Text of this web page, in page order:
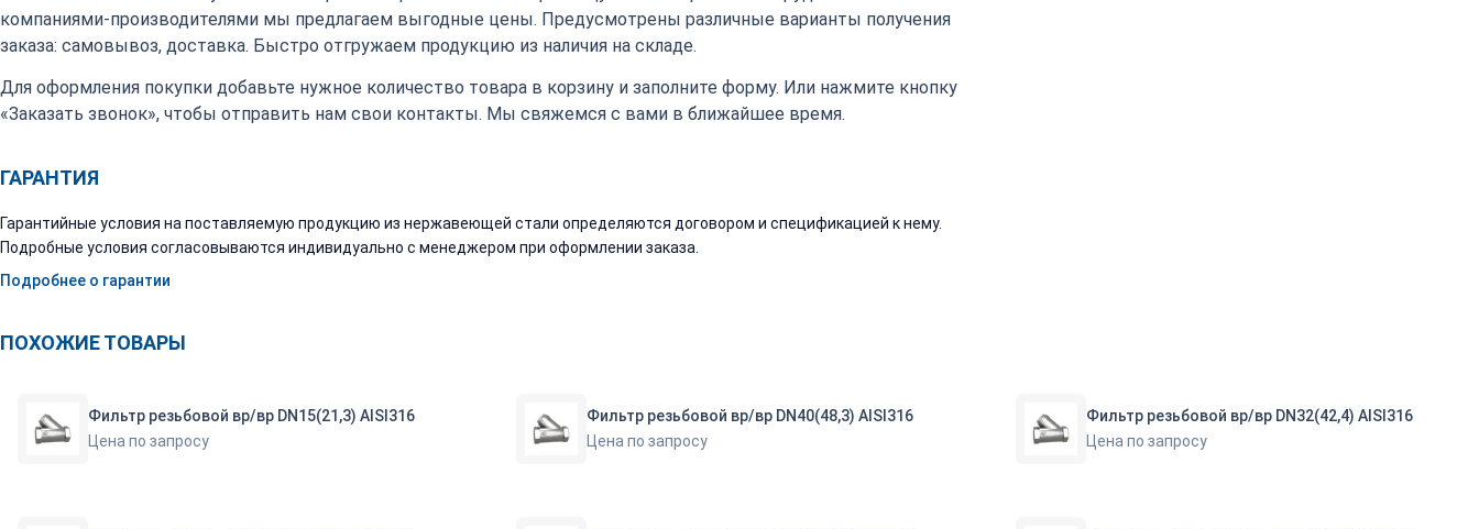
компаниями-производителями мы предлагаем выгодные цены. Предусмотрены различные варианты получения
заказа: самовывоз, доставка. Быстро отгружаем продукцию из наличия на складе.
Для оформления покупки добавьте нужное количество товара в корзину и заполните форму. Или нажмите кнопку
«Заказать звонок», чтобы отправить нам свои контакты. Мы свяжемся с вами в ближайшее время.
ГАРАНТИЯ
Гарантийные условия на поставляемую продукцию из нержавеющей стали определяются договором и спецификацией к нему.
Подробные условия согласовываются индивидуально с менеджером при оформлении заказа.
Подробнее о гарантии
ПОХОЖИЕ ТОВАРЫ
Фильтр резьбовой вр/вр DN15(21,3) AISI316
Цена по запросу
Фильтр резьбовой вр/вр DN40(48,3) AISI316
Цена по запросу
Фильтр резьбовой вр/вр DN32(42,4) AISI316
Цена по запросу